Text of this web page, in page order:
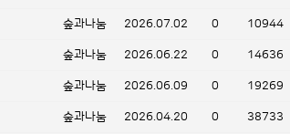
숲과나눔 2026.07.02 0 10944
숲과나눔 2026.06.22 0 14636
숲과나눔 2026.06.09 0 19269
숲과나눔 2026.04.20 0 38733